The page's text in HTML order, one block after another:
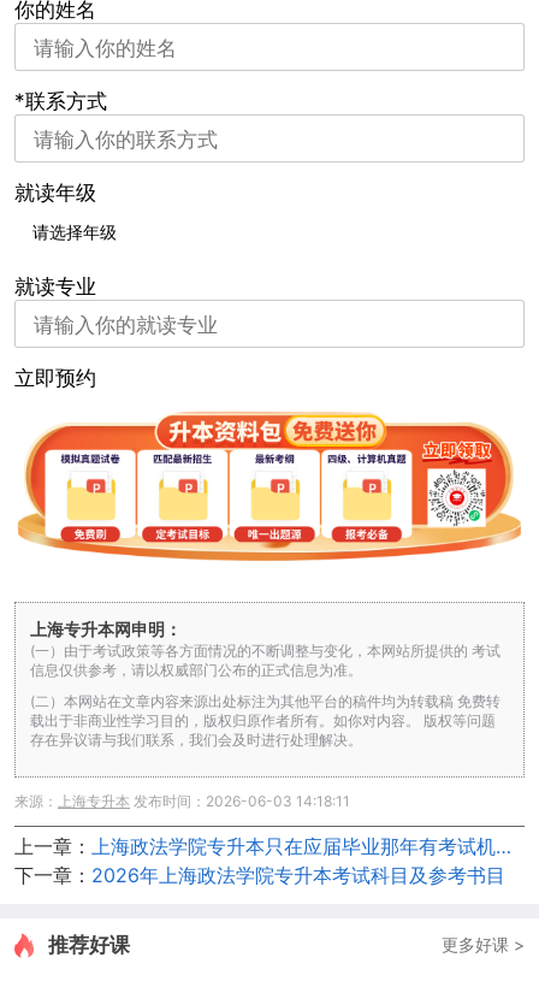
你的姓名
*联系方式
就读年级
就读专业
立即预约
上海专升本网申明：
(一）由于考试政策等各方面情况的不断调整与变化，本网站所提供的 考试
信息仅供参考，请以权威部门公布的正式信息为准。
(二）本网站在文章内容来源出处标注为其他平台的稿件均为转载稿 免费转
载出于非商业性学习目的，版权归原作者所有。如你对内容。 版权等问题
存在异议请与我们联系，我们会及时进行处理解决。
来源： 上海专升本 发布时间：2026-06-03 14:18:11
上一章：
上海政法学院专升本只在应届毕业那年有考试机会吗？
下一章： 2026年上海政法学院专升本考试科目及参考书目
推荐好课 更多好课 >